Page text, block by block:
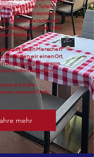
und großen Tafel,
zusammenkommen.
erzählt, gelacht und
unkompliziert und ohne
Tamtam.
gutes Essen Menschen
schaffen wir einen Ort,
begegnet, gemeinsam
einfach wohlfühlt.
à table.
an unserem Tisch.
mehr